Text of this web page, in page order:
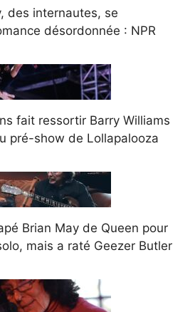
des internautes, se
désordonnée : NPR
fait ressortir Barry Williams
pré-show de Lollapalooza
Brian May de Queen pour
mais a raté Geezer Butler